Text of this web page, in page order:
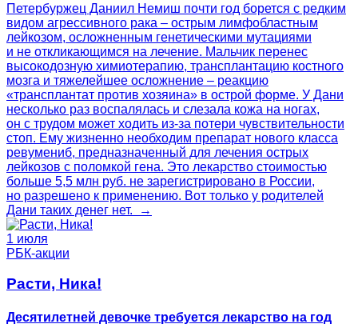
Петербуржец Даниил Немиш почти год борется с редким
видом агрессивного рака – острым лимфобластным
лейкозом, осложненным генетическими мутациями
и не откликающимся на лечение. Мальчик перенес
высокодозную химиотерапию, трансплантацию костного
мозга и тяжелейшее осложнение – реакцию
«трансплантат против хозяина» в острой форме. У Дани
несколько раз воспалялась и слезала кожа на ногах,
он с трудом может ходить из-за потери чувствительности
стоп. Ему жизненно необходим препарат нового класса
ревумениб, предназначенный для лечения острых
лейкозов с поломкой гена. Это лекарство стоимостью
больше 5,5 млн руб. не зарегистрировано в России,
но разрешено к применению. Вот только у родителей
Дани таких денег нет. →
1 июля
РБК-акции
Расти, Ника!
Десятилетней девочке требуется лекарство на год